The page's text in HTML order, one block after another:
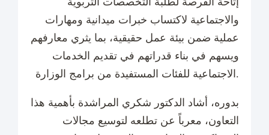
والاجتماعية لاكتساب خبرات ميدانية ومهارات
عملية ضمن بيئة عمل حقيقية، بما يثري معارفهم
ويسهم في بناء قدراتهم في تقديم الخدمات
الاجتماعية للفئات المستفيدة من برامج الوزارة.
بدوره، أشاد الدكتور شكري المراشدة بأهمية هذا
التعاون، معرباً عن تطلعه لتوسيع مجالات